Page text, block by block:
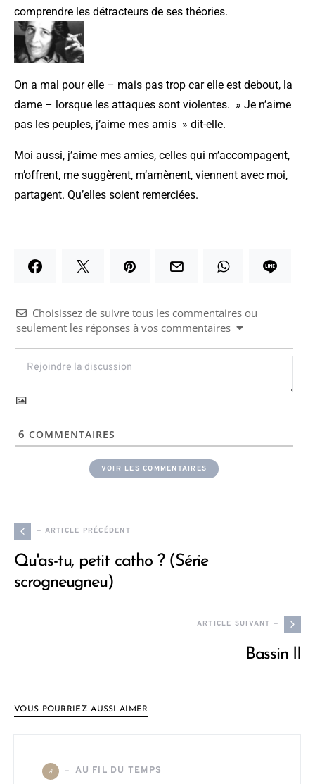
comprendre les détracteurs de ses théories.
On a mal pour elle – mais pas trop car elle est debout, la
dame – lorsque les attaques sont violentes. » Je n’aime
pas les peuples, j’aime mes amis » dit-elle.
Moi aussi, j’aime mes amies, celles qui m’accompagent,
m’offrent, me suggèrent, m’amènent, viennent avec moi,
partagent. Qu’elles soient remerciées.
Choisissez de suivre tous les commentaires ou
seulement les réponses à vos commentaires
6 COMMENTAIRES
VOIR LES COMMENTAIRES
— ARTICLE PRÉCÉDENT
Qu'as-tu, petit catho ? (Série
scrogneugneu)
ARTICLE SUIVANT —
Bassin II
VOUS POURRIEZ AUSSI AIMER
A AU FIL DU TEMPS